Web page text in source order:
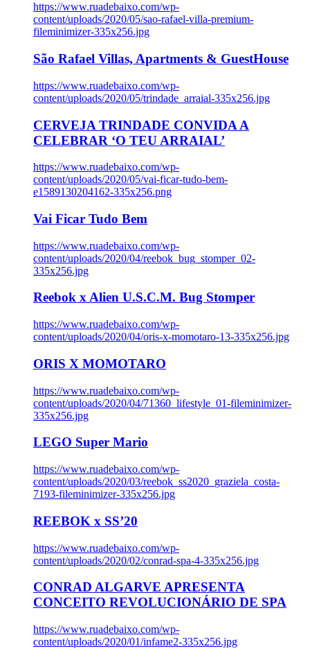
https://www.ruadebaixo.com/wp-
content/uploads/2020/05/sao-rafael-villa-premium-
fileminimizer-335x256.jpg
São Rafael Villas, Apartments & GuestHouse
https://www.ruadebaixo.com/wp-
content/uploads/2020/05/trindade_arraial-335x256.jpg
CERVEJA TRINDADE CONVIDA A
CELEBRAR ‘O TEU ARRAIAL’
https://www.ruadebaixo.com/wp-
content/uploads/2020/05/vai-ficar-tudo-bem-
e1589130204162-335x256.png
Vai Ficar Tudo Bem
https://www.ruadebaixo.com/wp-
content/uploads/2020/04/reebok_bug_stomper_02-
335x256.jpg
Reebok x Alien U.S.C.M. Bug Stomper
https://www.ruadebaixo.com/wp-
content/uploads/2020/04/oris-x-momotaro-13-335x256.jpg
ORIS X MOMOTARO
https://www.ruadebaixo.com/wp-
content/uploads/2020/04/71360_lifestyle_01-fileminimizer-
335x256.jpg
LEGO Super Mario
https://www.ruadebaixo.com/wp-
content/uploads/2020/03/reebok_ss2020_graziela_costa-
7193-fileminimizer-335x256.jpg
REEBOK x SS’20
https://www.ruadebaixo.com/wp-
content/uploads/2020/02/conrad-spa-4-335x256.jpg
CONRAD ALGARVE APRESENTA
CONCEITO REVOLUCIONÁRIO DE SPA
https://www.ruadebaixo.com/wp-
content/uploads/2020/01/infame2-335x256.jpg